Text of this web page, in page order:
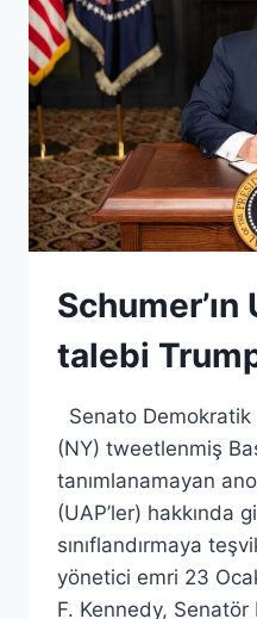
ÖĞRENDI
talebi
Senato
(NY) tweetlenmiş
tanımlanamayan
(UAP’ler) hakkında
sınıflandırmaya
yönetici emri 23
F. Kennedy,